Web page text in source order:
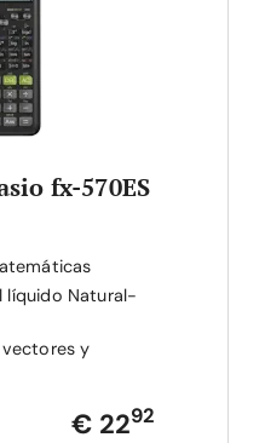
fx-570ES
líquido Natural-
y
€ 2292